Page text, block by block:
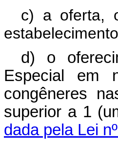
c) a oferta,
d) o
Especial em
congêneres
superior a 1
dada pela Lei